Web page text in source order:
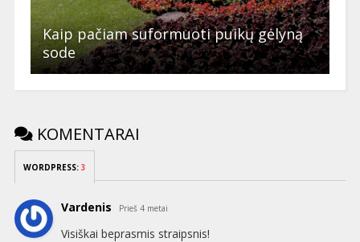
Kaip pačiam suformuoti puikų gėlyną
sode
KOMENTARAI
WORDPRESS: 3
Vardenis Prieš 4 metai
Visiškai beprasmis straipsnis!